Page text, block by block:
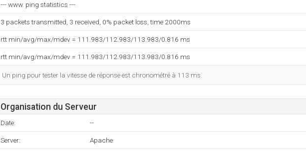
--- www. ping statistics ---
3 packets transmitted, 3 received, 0% packet loss, time 2000ms
rtt min/avg/max/mdev = 111.983/112.983/113.983/0.816 ms
rtt min/avg/max/mdev = 111.983/112.983/113.983/0.816 ms
Un ping pour tester la vitesse de réponse est chronométré à 113 ms.
Organisation du Serveur
Date: --
Server: Apache